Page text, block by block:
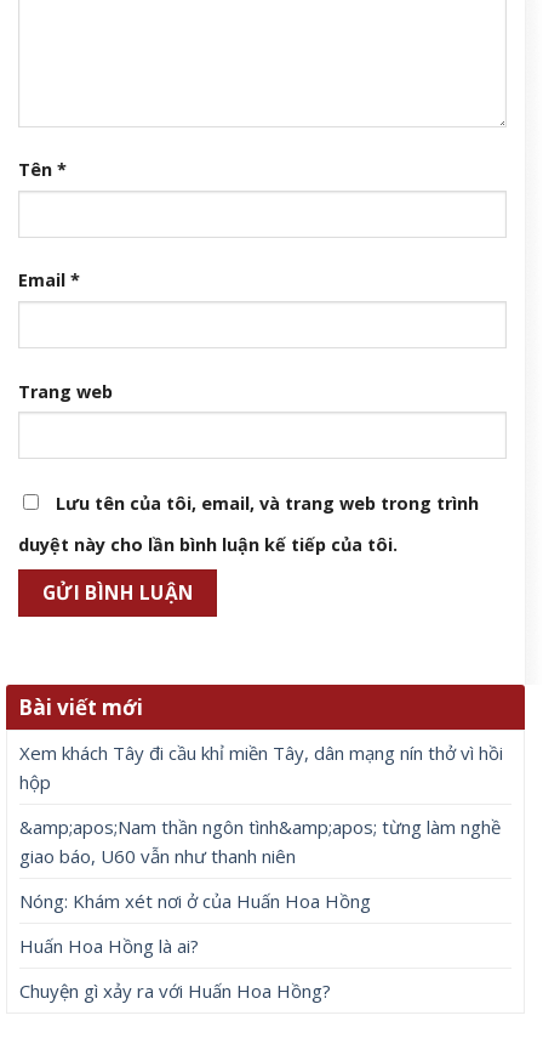
Tên *
Email *
Trang web
Lưu tên của tôi, email, và trang web trong trình
duyệt này cho lần bình luận kế tiếp của tôi.
Bài viết mới
Xem khách Tây đi cầu khỉ miền Tây, dân mạng nín thở vì hồi
hộp
&amp;apos;Nam thần ngôn tình&amp;apos; từng làm nghề
giao báo, U60 vẫn như thanh niên
Nóng: Khám xét nơi ở của Huấn Hoa Hồng
Huấn Hoa Hồng là ai?
Chuyện gì xảy ra với Huấn Hoa Hồng?